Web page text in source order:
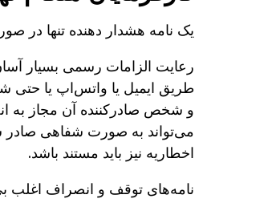
یک نامه هشدار دهنده تنها در
رعایت الزامات رسمی بسیار
طریق ایمیل یا واتس‌اپ یا حتی
و شخص صادرکننده آن مجاز به
می‌تواند به صورت شفاهی صادر
اخطاریه نیز باید مستند باشد.
نامه‌های توقف و انصراف اغلب